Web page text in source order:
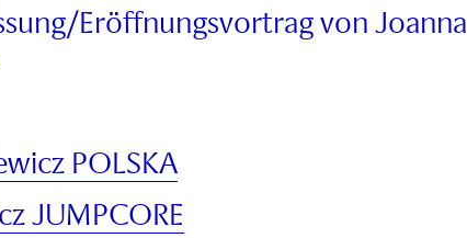
Eröffnungsvortrag von Joanna
POLSKA
JUMPCORE